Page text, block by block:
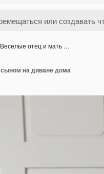
Веселые отец и мать …
на диване дома